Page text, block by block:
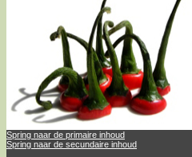
Spring naar de primaire inhoud
Spring naar de secundaire inhoud